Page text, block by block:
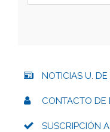
NOTICIAS U. DE
CONTACTO DE
SUSCRIPCIÓN